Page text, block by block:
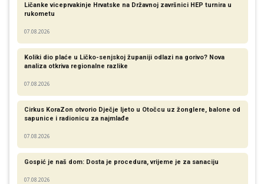
Ličanke viceprvakinje Hrvatske na Državnoj završnici HEP turnira u
rukometu
07.08.2026
Koliki dio plaće u Ličko-senjskoj županiji odlazi na gorivo? Nova
analiza otkriva regionalne razlike​
07.08.2026
Cirkus KoraZon otvorio Dječje ljeto u Otočcu uz žonglere, balone od
sapunice i radionicu za najmlađe
07.08.2026
Gospić je naš dom: Dosta je procedura, vrijeme je za sanaciju
07.08.2026